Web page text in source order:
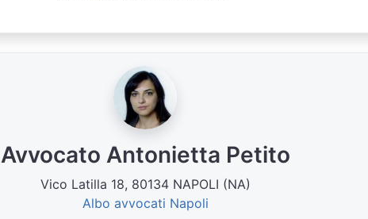
Avvocato Antonietta Petito
Vico Latilla 18, 80134 NAPOLI (NA)
Albo avvocati Napoli